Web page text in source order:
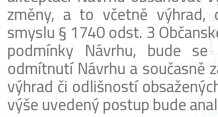
změny, a to včetně
smyslu § 1740 odst. 3
podmínky Návrhu, bude
odmítnutí Návrhu a současně
výhrad či odlišností
výše uvedený postup bude